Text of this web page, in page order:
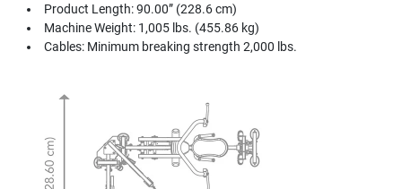
Product Length: 90.00” (228.6 cm)
Machine Weight: 1,005 lbs. (455.86 kg)
Cables: Minimum breaking strength 2,000 lbs.